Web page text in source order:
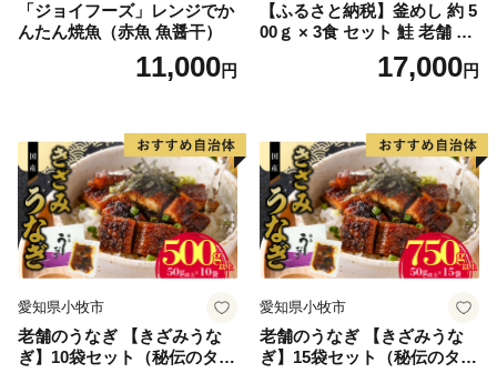
「ジョイフーズ」レンジでか
んたん焼魚（赤魚 魚醤干）
11,000円
【ふるさと納税】釜めし 約 5
00ｇ × 3食 セット 鮭 老舗 急
速冷凍 レンチン 時短 簡単調
理 食品 加工品 海鮮 手作り
り寄せグルメ 愛知県 小牧市
送料無料
17,000円
愛知県小牧市
老舗のうなぎ 【きざみうな
ぎ】10袋セット（秘伝のタレ
愛知県小牧市
老舗のうなぎ 【きざみうな
ぎ】15袋セット（秘伝のタレ